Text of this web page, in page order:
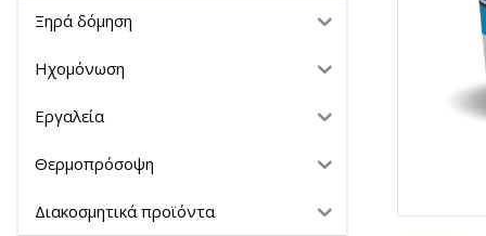
Ξηρά δόμηση
Ηχομόνωση
Εργαλεία
Θερμοπρόσοψη
Διακοσμητικά προϊόντα